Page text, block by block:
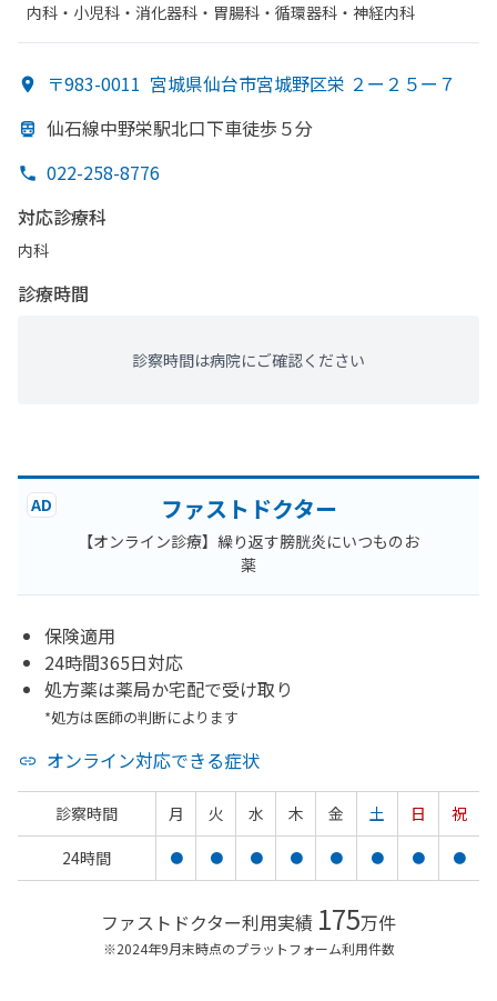
内科・​小児科・​消化器科・​胃腸科・​循環器科・​神経内科
〒983-0011 宮城県仙台市宮城野区栄 ２ー２５ー７
仙石線中野栄駅北口下車徒歩５分
022-258-8776
対応診療科
内科
診療時間
診察時間は病院にご確認ください
AD ファストドクター
【オンライン診療】繰り返す膀胱炎にいつものお
薬
保険適用
24時間365日対応
処方薬は薬局か宅配で受け取り
*処方は医師の判断によります
オンライン対応できる症状
診察時間 月 火 水 木 金 土 日
祝
24時間
● ● ● ● ● ● ● ●
ファストドクター利用実績 175万件
※2024年9月末時点のプラットフォーム利用件数